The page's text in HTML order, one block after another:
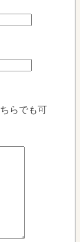
らでも可